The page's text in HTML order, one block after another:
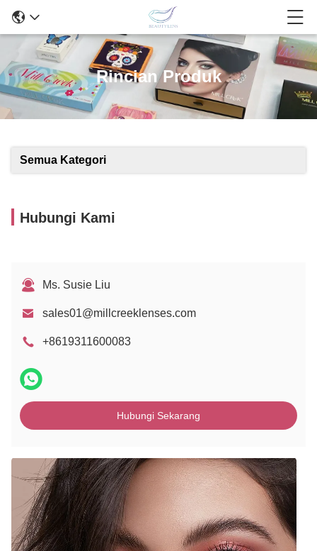
Rincian Produk
Semua Kategori
Hubungi Kami
Ms. Susie Liu
sales01@millcreeklenses.com
+8619311600083
Hubungi Sekarang